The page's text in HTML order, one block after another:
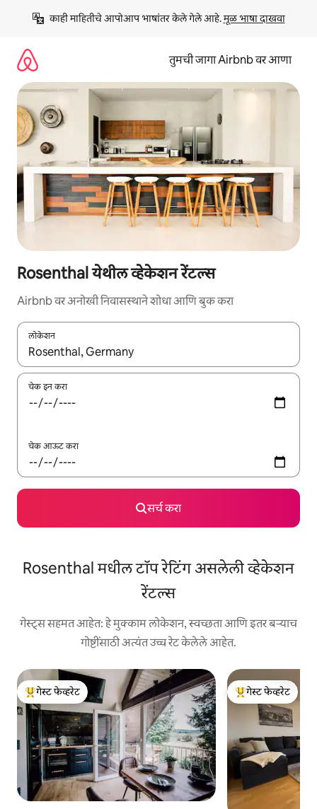
काही माहितीचे आपोआप भाषांतर केले गेले आहे. मूळ भाषा दाखवा
तुमची जागा Airbnb वर आणा
Rosenthal येथील व्हेकेशन रेंटल्स
Airbnb वर अनोखी निवासस्थाने शोधा आणि बुक करा
लोकेशन
जेव्हा परिणाम उपलब्ध असतील, तेव्हा वरच्या आणि खाली बाणांच्या किजसह
चेक इन करा
चेक आऊट करा
सर्च करा
Rosenthal मधील टॉप रेटिंग असलेली व्हेकेशन
रेंटल्स
गेस्ट्स सहमत आहेत: हे मुक्काम लोकेशन, स्वच्छता आणि इतर बऱ्याच
गोष्टींसाठी अत्यंत उच्च रेट केलेले आहेत.
टॉप गेस्ट फेव्हरेट
गेस्ट फेव्हरेट
टॉप गेस्ट फेव्हरेट
गेस्ट फेव्हरेट